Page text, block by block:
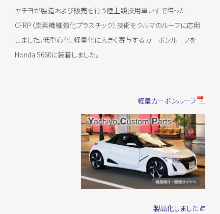
ヤチヨが製造および販売を行う陸上競技用車いすで培った
CFRP（炭素繊維強化プラスチック）技術をクルマのルーフに応用
しました。低重心化、軽量化に大きく寄与するカーボンルーフを
Honda S660に装着しました。
軽量カーボンルーフ
製品化しました